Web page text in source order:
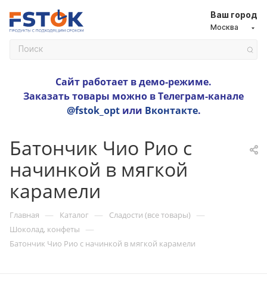
Ваш город
Москва
Сайт работает в демо-режиме.
Заказать товары можно в Телеграм-канале
@fstok_optили Вконтакте.
Батончик Чио Рио с
начинкой в мягкой
карамели
Главная — Каталог — Сладости (все товары) —
Шоколад, конфеты —
Батончик Чио Рио с начинкой в мягкой карамели